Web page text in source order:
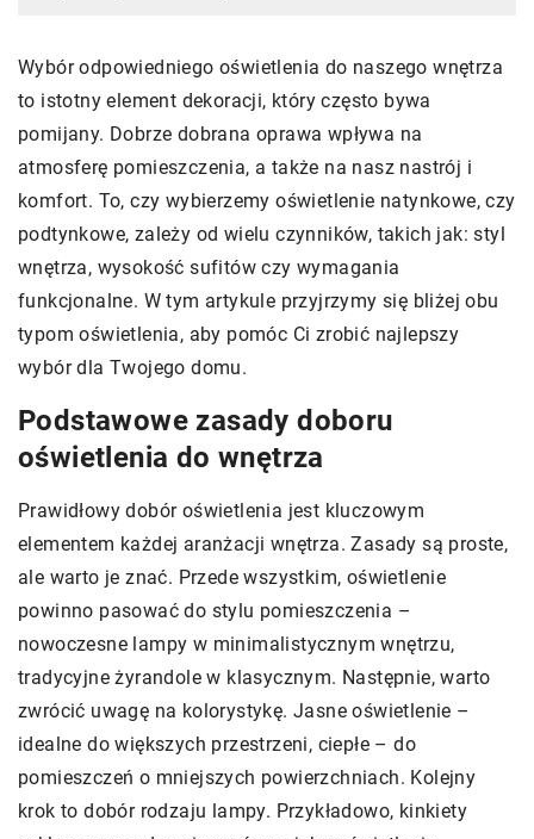
Wybór odpowiedniego oświetlenia do naszego wnętrza
to istotny element dekoracji, który często bywa
pomijany. Dobrze dobrana oprawa wpływa na
atmosferę pomieszczenia, a także na nasz nastrój i
komfort. To, czy wybierzemy oświetlenie natynkowe, czy
podtynkowe, zależy od wielu czynników, takich jak: styl
wnętrza, wysokość sufitów czy wymagania
funkcjonalne. W tym artykule przyjrzymy się bliżej obu
typom oświetlenia, aby pomóc Ci zrobić najlepszy
wybór dla Twojego domu.
Podstawowe zasady doboru
oświetlenia do wnętrza
Prawidłowy dobór oświetlenia jest kluczowym
elementem każdej aranżacji wnętrza. Zasady są proste,
ale warto je znać. Przede wszystkim, oświetlenie
powinno pasować do stylu pomieszczenia –
nowoczesne lampy w minimalistycznym wnętrzu,
tradycyjne żyrandole w klasycznym. Następnie, warto
zwrócić uwagę na kolorystykę. Jasne oświetlenie –
idealne do większych przestrzeni, ciepłe – do
pomieszczeń o mniejszych powierzchniach. Kolejny
krok to dobór rodzaju lampy. Przykładowo, kinkiety